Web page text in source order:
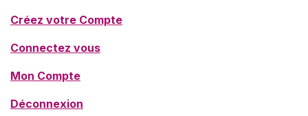
Créez votre Compte
Connectez vous
Mon Compte
Déconnexion